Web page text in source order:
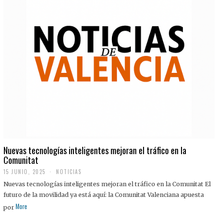
Nuevas tecnologías inteligentes mejoran el tráfico en la
Comunitat
15 JUNIO, 2025 NOTICIAS
Nuevas tecnologías inteligentes mejoran el tráfico en la Comunitat El
futuro de la movilidad ya está aquí: la Comunitat Valenciana apuesta
por More